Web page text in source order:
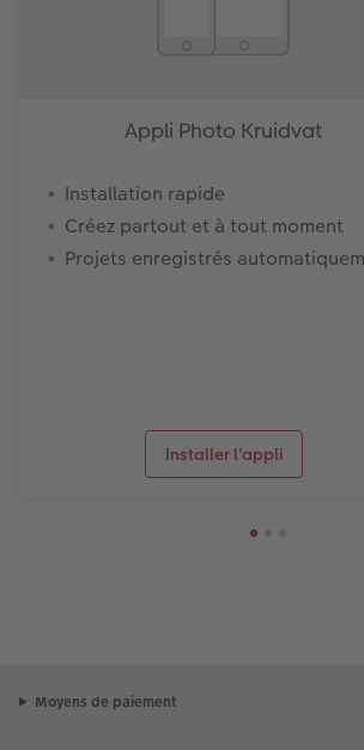
Appli Photo Kruidvat
Installation rapide
Créez partout et à tout moment
Projets enregistrés
Installer l'appli
Moyens de paiement